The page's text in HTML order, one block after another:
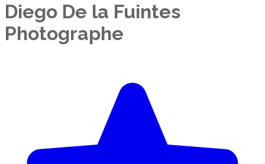
Diego De la Fuintes
Photographe